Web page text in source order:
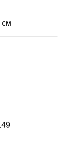
см